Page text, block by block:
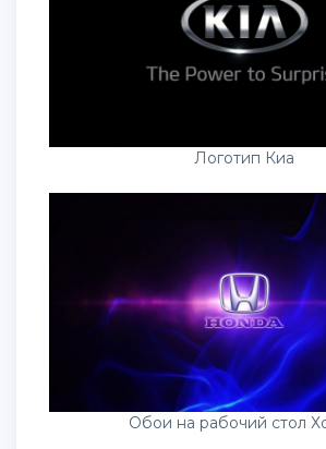
Логотип Киа
Обои на рабочий стол